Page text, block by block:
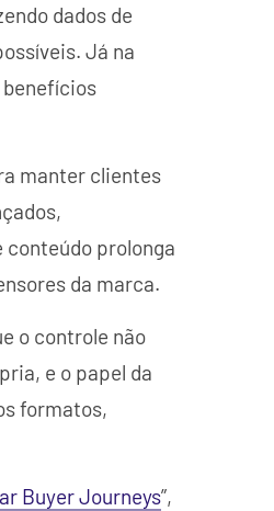
dados de
Já na
benefícios
manter clientes
prolonga
da marca.
o controle não
e o papel da
formatos,
Buyer Journeys”,